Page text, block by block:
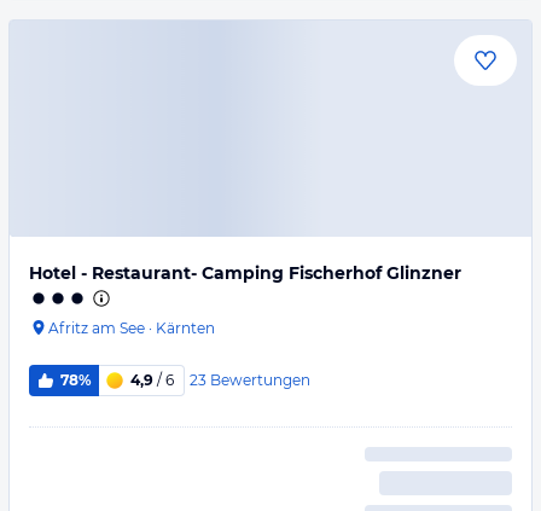
Hotel - Restaurant- Camping Fischerhof Glinzner
Afritz am See · Kärnten
78% 4,9 / 6 23 Bewertungen